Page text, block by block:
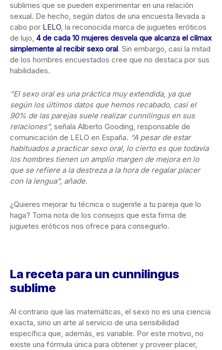
sublimes que se pueden experimentar en una relación
sexual. De hecho, según datos de una encuesta llevada a
cabo por LELO, la reconocida marca de juguetes eróticos
de lujo, 4 de cada 10 mujeres desvela que alcanza el clímax
simplemente al recibir sexo oral. Sin embargo, casi la mitad
de los hombres encuestados cree que no destaca por sus
habilidades.
“El sexo oral es una práctica muy extendida, ya que
según los últimos datos que hemos recabado, casi el
90% de las parejas suele realizar cunnilingus en sus
relaciones”, señala Alberto Gooding, responsable de
comunicación de LELO en España. “A pesar de estar
habituados a practicar sexo oral, lo cierto es que todavía
los hombres tienen un amplio margen de mejora en lo
que se refiere a la destreza a la hora de regalar placer
con la lengua”, añade.
¿Quieres mejorar tu técnica o sugerirle a tu pareja que lo
haga? Toma nota de los consejos que esta firma de
juguetes eróticos nos ofrece para conseguirlo.
La receta para un cunnilingus
sublime
Al contrario que las matemáticas, el sexo no es una ciencia
exacta, sino un arte al servicio de una sensibilidad
específica que, además, es variable. Por este motivo, no
existe una fórmula única para obtener y proveer placer,